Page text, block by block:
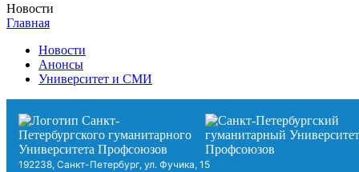
Новости
Главная
Новости
Анонсы
Университет и СМИ
192238, Санкт-Петербург, ул. Фучика, 15